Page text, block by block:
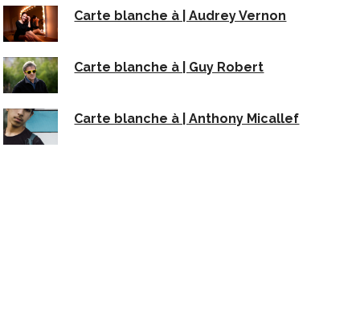
Carte blanche à | Audrey Vernon
Carte blanche à | Guy Robert
Carte blanche à | Anthony Micallef